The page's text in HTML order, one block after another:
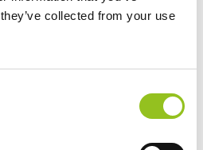
collected from your use
Amore e psiche, il
Canova ha impiegato
da una scansione 3D di un